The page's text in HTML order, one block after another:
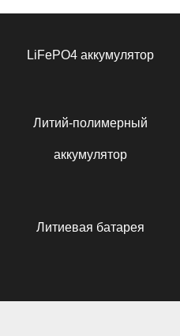
LiFePO4 аккумулятор
Литий-полимерный
аккумулятор
Литиевая батарея